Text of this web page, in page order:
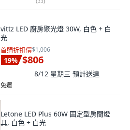
vittz LED 廚房聚光燈 30W, 白色 + 白
光
首購折扣價$1,006
19% $806
8/12 星期三 預計送達
免運
Letone LED Plus 60W 固定型房間燈
具, 白色 + 白光